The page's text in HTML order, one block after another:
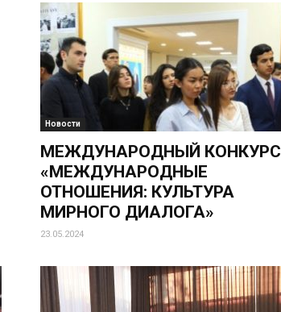
Новости
МЕЖДУНАРОДНЫЙ КОНКУРС
«МЕЖДУНАРОДНЫЕ
ОТНОШЕНИЯ: КУЛЬТУРА
МИРНОГО ДИАЛОГА»
23.05.2024